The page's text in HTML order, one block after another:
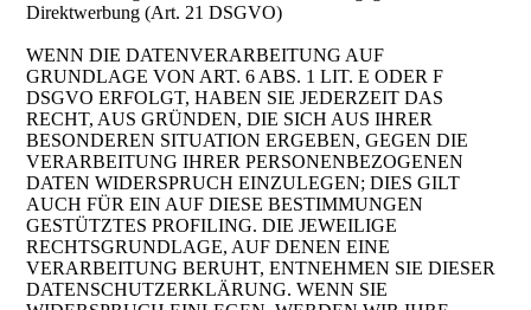
Direktwerbung (Art. 21 DSGVO)
WENN DIE DATENVERARBEITUNG AUF
GRUNDLAGE VON ART. 6 ABS. 1 LIT. E ODER F
DSGVO ERFOLGT, HABEN SIE JEDERZEIT DAS
RECHT, AUS GRÜNDEN, DIE SICH AUS IHRER
BESONDEREN SITUATION ERGEBEN, GEGEN DIE
VERARBEITUNG IHRER PERSONENBEZOGENEN
DATEN WIDERSPRUCH EINZULEGEN; DIES GILT
AUCH FÜR EIN AUF DIESE BESTIMMUNGEN
GESTÜTZTES PROFILING. DIE JEWEILIGE
RECHTSGRUNDLAGE, AUF DENEN EINE
VERARBEITUNG BERUHT, ENTNEHMEN SIE DIESER
DATENSCHUTZERKLÄRUNG. WENN SIE